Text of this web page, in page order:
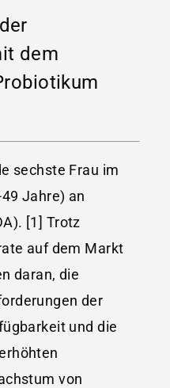
dem
sechste Frau im
Jahre) an
[1] Trotz
auf dem Markt
daran, die
der
und die
von